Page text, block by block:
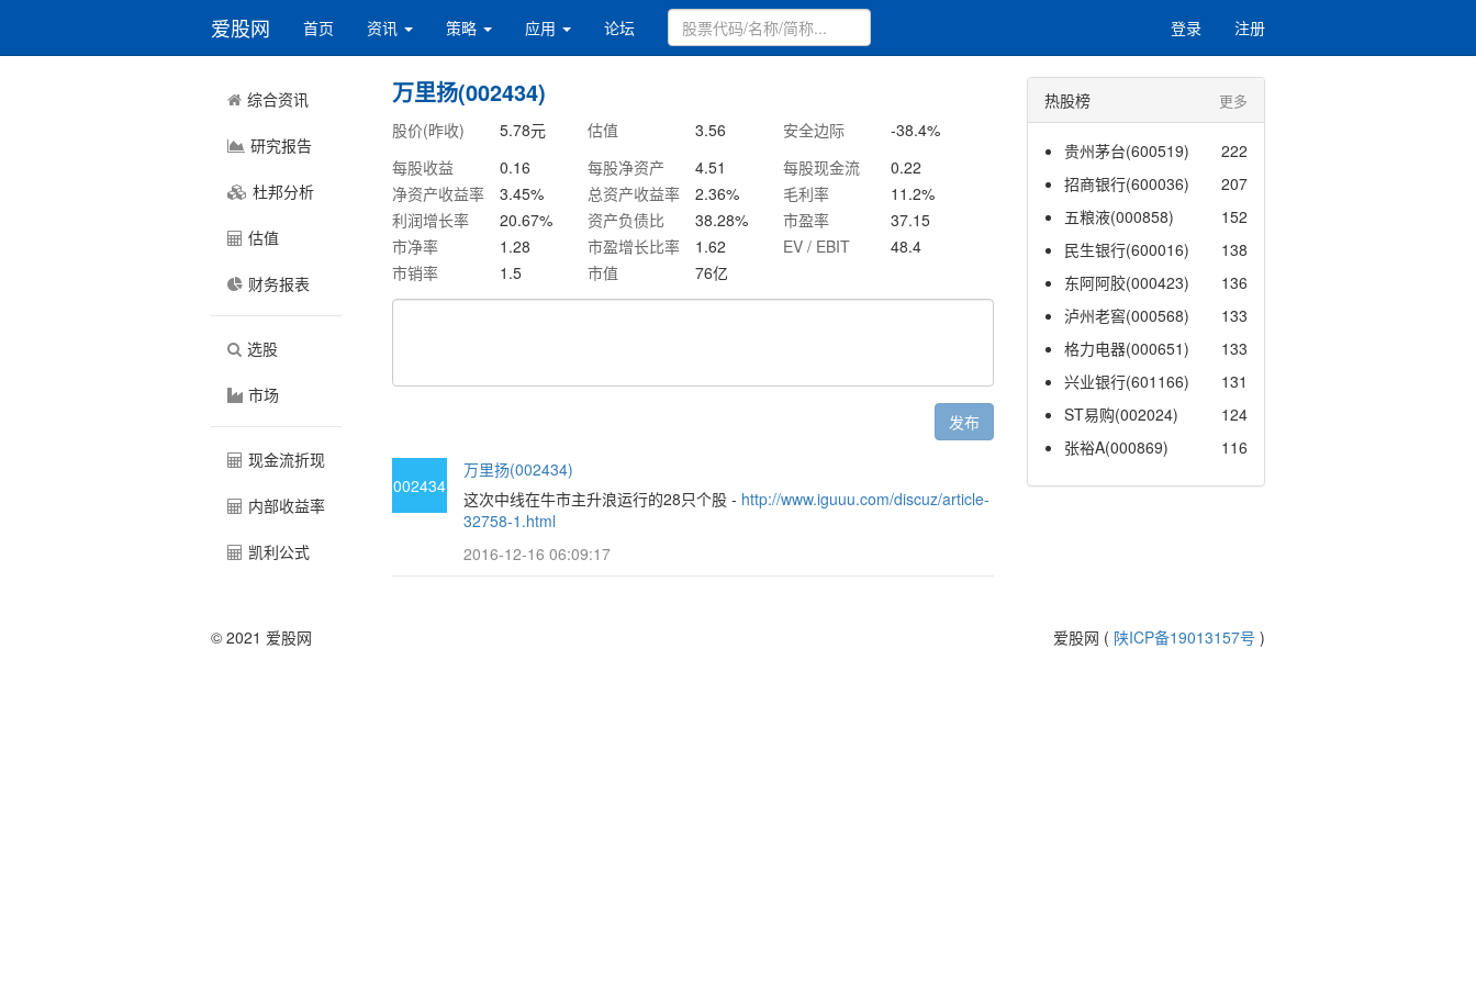
爱股网 首页 资讯 策略 应用 论坛 登录 注册
综合资讯
研究报告
杜邦分析
估值
财务报表
选股
市场
现金流折现
内部收益率
凯利公式
万里扬(002434)
股价(昨收) 5.78元 估值 3.56 安全边际 -38.4%
每股收益
0.16 每股净资产 4.51 每股现金流
0.22
净资产收益率
3.45% 总资产收益率 2.36% 毛利率 11.2%
利润增长率
20.67% 资产负债比 38.28% 市盈率
37.15
市净率
1.28 市盈增长比率 1.62 EV / EBIT
48.4
市销率
1.5 市值 76亿
发布
002434
万里扬(002434)
这次中线在牛市主升浪运行的28只个股 - http://www.iguuu.com/discuz/article-
32758-1.html
2016-12-16 06:09:17
热股榜 更多
贵州茅台(600519)
222
招商银行(600036)
207
五粮液(000858)
152
民生银行(600016)
138
东阿阿胶(000423)
136
泸州老窖(000568)
133
格力电器(000651)
133
兴业银行(601166)
131
ST易购(002024)
124
张裕A(000869)
116
© 2021 爱股网 爱股网 ( 陕ICP备19013157号 )